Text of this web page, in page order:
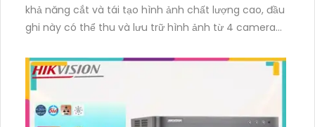
khả năng cắt và tái tạo hình ảnh chất lượng cao, đầu
ghi này có thể thu và lưu trữ hình ảnh từ 4 camera
AHD CVI TVI BCS, mang lại sự ổn định và độ tin cậy
cho hệ thống giám sát của gia đình và cửa hàng.
Đặc biệt, công nghệ AI giúp cải thiện hiệu suất giám
sát và phân tích dữ liệu. Bên cạnh đó, việc thêm 2